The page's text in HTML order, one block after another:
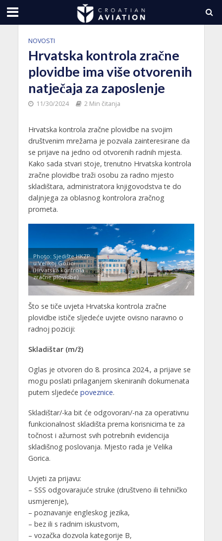
NOVOSTI
Hrvatska kontrola zračne
plovidbe ima više otvorenih
natječaja za zaposlenje
11/30/2024 2 Min čitanja
Hrvatska kontrola zračne plovidbe na svojim
društvenim mrežama je pozvala zainteresirane da
se prijave na jedno od otvorenih radnih mjesta.
Kako sada stvari stoje, trenutno Hrvatska kontrola
zračne plovidbe traži osobu za radno mjesto
skladištara, administratora knjigovodstva te do
daljnjega za oblasnog kontrolora zračnog
prometa.
Photo: Sjedište HKZP
u Velikoj Gorici
(Hrvatska kontrola
zračne plovidbe)
Što se tiče uvjeta Hrvatska kontrola zračne
plovidbe ističe sljedeće uvjete ovisno naravno o
radnoj poziciji:
Skladištar (m/ž)
Oglas je otvoren do 8. prosinca 2024., a prijave se
mogu poslati prilaganjem skeniranih dokumenata
putem sljedeće poveznice.
Skladištar/-ka bit će odgovoran/-na za operativnu
funkcionalnost skladišta prema korisnicima te za
točnost i ažurnost svih potrebnih evidencija
skladišnog poslovanja. Mjesto rada je Velika
Gorica.
Uvjeti za prijavu:
– SSS odgovarajuće struke (društveno ili tehničko
usmjerenje),
– poznavanje engleskog jezika,
– bez ili s radnim iskustvom,
– vozačka dozvola kategorije B,